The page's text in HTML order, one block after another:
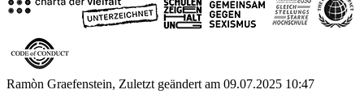
Ramòn Graefenstein, Zuletzt geändert am 09.07.2025 10:47